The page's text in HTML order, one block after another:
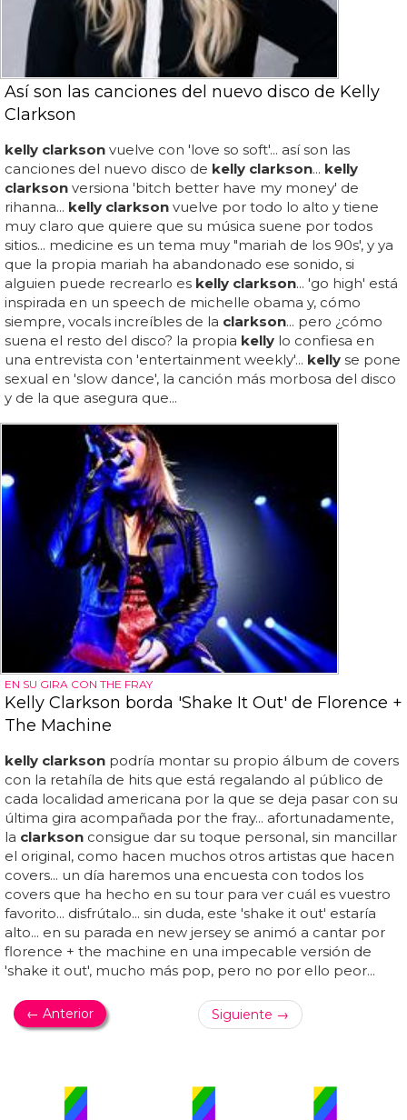
Así son las canciones del nuevo disco de Kelly
Clarkson
kelly clarkson vuelve con 'love so soft'... así son las
canciones del nuevo disco de kelly clarkson... kelly
clarkson versiona 'bitch better have my money' de
rihanna... kelly clarkson vuelve por todo lo alto y tiene
muy claro que quiere que su música suene por todos
sitios... medicine es un tema muy "mariah de los 90s', y ya
que la propia mariah ha abandonado ese sonido, si
alguien puede recrearlo es kelly clarkson... 'go high' está
inspirada en un speech de michelle obama y, cómo
siempre, vocals increíbles de la clarkson... pero ¿cómo
suena el resto del disco? la propia kelly lo confiesa en
una entrevista con 'entertainment weekly'... kelly se pone
sexual en 'slow dance', la canción más morbosa del disco
y de la que asegura que...
EN SU GIRA CON THE FRAY
Kelly Clarkson borda 'Shake It Out' de Florence +
The Machine
kelly clarkson podría montar su propio álbum de covers
con la retahíla de hits que está regalando al público de
cada localidad americana por la que se deja pasar con su
última gira acompañada por the fray... afortunadamente,
la clarkson consigue dar su toque personal, sin mancillar
el original, como hacen muchos otros artistas que hacen
covers... un día haremos una encuesta con todos los
covers que ha hecho en su tour para ver cuál es vuestro
favorito... disfrútalo... sin duda, este 'shake it out' estaría
alto... en su parada en new jersey se animó a cantar por
florence + the machine en una impecable versión de
'shake it out', mucho más pop, pero no por ello peor...
← Anterior Siguiente →